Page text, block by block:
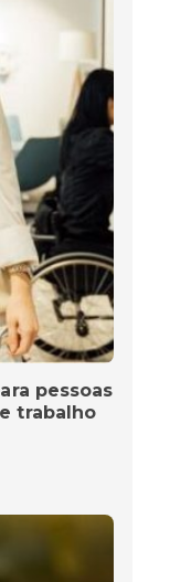
pessoas
trabalho